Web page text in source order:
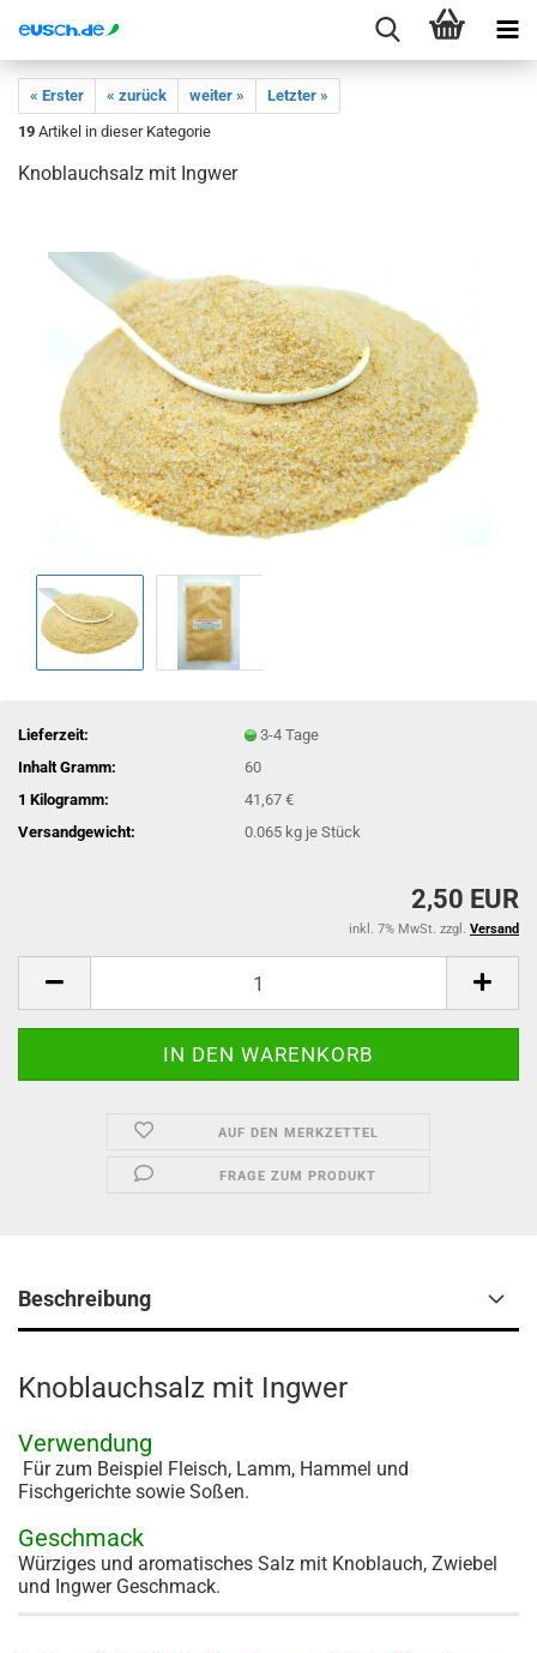
« Erster « zurück weiter »
Letzter »
19 Artikel in dieser Kategorie
Knoblauchsalz mit Ingwer
Lieferzeit:
3-4 Tage
Inhalt Gramm:
60
1 Kilogramm:
41,67 €
Versandgewicht:
0.065 kg je Stück
2,50 EUR
inkl. 7% MwSt. zzgl. Versand
AUF DEN MERKZETTEL
FRAGE ZUM PRODUKT
Beschreibung
Knoblauchsalz mit Ingwer
Verwendung
Für zum Beispiel Fleisch, Lamm, Hammel und
Fischgerichte sowie Soßen.
Geschmack
Würziges und aromatisches Salz mit Knoblauch, Zwiebel
und Ingwer Geschmack.